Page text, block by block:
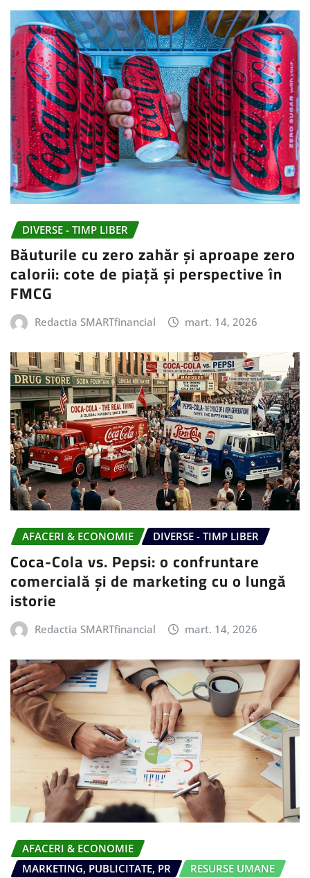
DIVERSE - TIMP LIBER
Băuturile cu zero zahăr și aproape zero
calorii: cote de piață și perspective în
FMCG
Redactia SMARTfinancial mart. 14, 2026
AFACERI & ECONOMIE DIVERSE - TIMP LIBER
Coca-Cola vs. Pepsi: o confruntare
comercială și de marketing cu o lungă
istorie
Redactia SMARTfinancial mart. 14, 2026
AFACERI & ECONOMIE
MARKETING, PUBLICITATE, PR
RESURSE UMANE